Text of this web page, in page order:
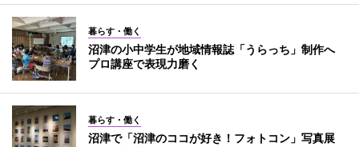
暮らす・働く
沼津の小中学生が地域情報誌「うらっち」制作へ
プロ講座で表現力磨く
暮らす・働く
沼津で「沼津のココが好き！フォトコン」写真展